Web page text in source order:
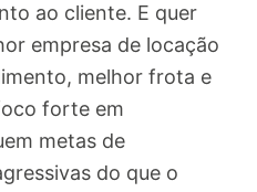
ao cliente. E quer
empresa de locação
melhor frota e
forte em
metas de
do que o